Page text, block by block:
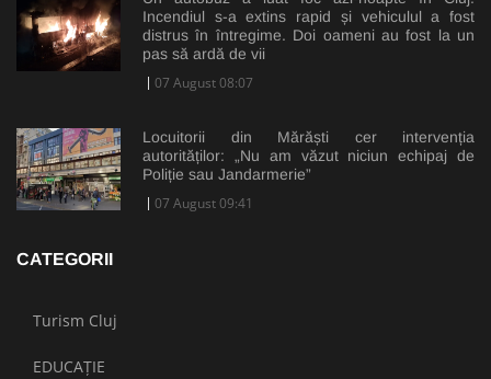
Incendiul s-a extins rapid și vehiculul a fost
distrus în întregime. Doi oameni au fost la un
pas să ardă de vii
07 August 08:07
Locuitorii din Mărăști cer intervenția
autorităților: „Nu am văzut niciun echipaj de
Poliție sau Jandarmerie”
07 August 09:41
CATEGORII
Turism Cluj
EDUCAȚIE